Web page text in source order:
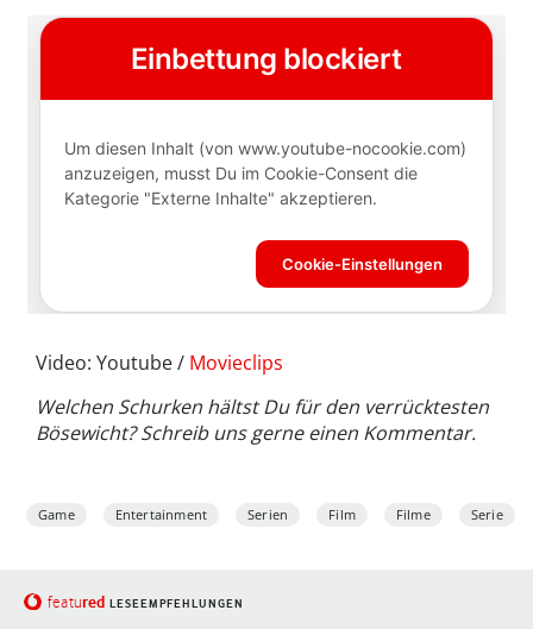
Video: Youtube / Movieclips
Welchen Schurken hältst Du für den verrücktesten
Bösewicht? Schreib uns gerne einen Kommentar.
Game Entertainment Serien Film Filme Serie
featured LESEEMPFEHLUNGEN